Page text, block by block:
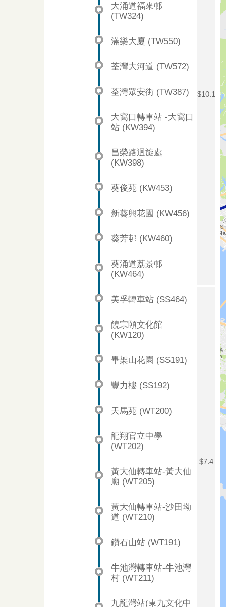
$10.1
大涌道福來邨
(TW324)
滿樂大廈 (TW550)
荃灣大河道 (TW572)
荃灣眾安街 (TW387)
大窩口轉車站 -大窩口
站 (KW394)
昌榮路迴旋處
(KW398)
葵俊苑 (KW453)
新葵興花園 (KW456)
葵芳邨 (KW460)
葵涌道荔景邨
(KW464)
美孚轉車站 (SS464)
$7.4
饒宗頤文化館
(KW120)
畢架山花園 (SS191)
豐力樓 (SS192)
天馬苑 (WT200)
龍翔官立中學
(WT202)
黃大仙轉車站-黃大仙
廟 (WT205)
黃大仙轉車站-沙田坳
道 (WT210)
鑽石山站 (WT191)
牛池灣轉車站-牛池灣
村 (WT211)
九龍灣站(東九文化中